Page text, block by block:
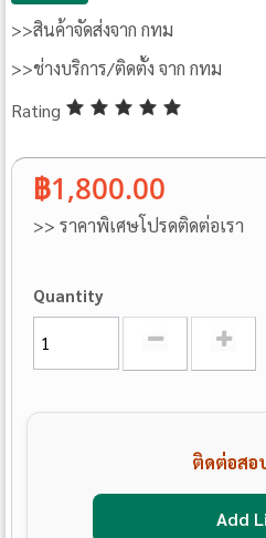
>>สินค้าจัดส่งจาก กทม
>>ช่างบริการ/ติดตั้ง จาก กทม
Rating
฿1,800.00
>> ราคาพิเศษโปรดติดต่อเรา
Quantity
ติดต่อสอ
Add